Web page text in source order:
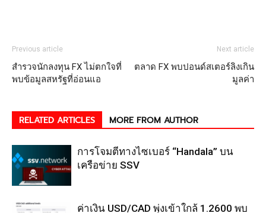
Previous article
สำรวจนักลงทุน FX ไม่ตกใจที่
พบข้อมูลสหรัฐที่อ่อนแอ
Next article
ตลาด FX พบปอนด์สเตอร์ลิงเกิน
มูลค่า
RELATED ARTICLES MORE FROM AUTHOR
การโจมตีทางไซเบอร์ “Handala” บน
เครือข่าย SSV
ค่าเงิน USD/CAD พุ่งเข้าใกล้ 1.2600 พบ